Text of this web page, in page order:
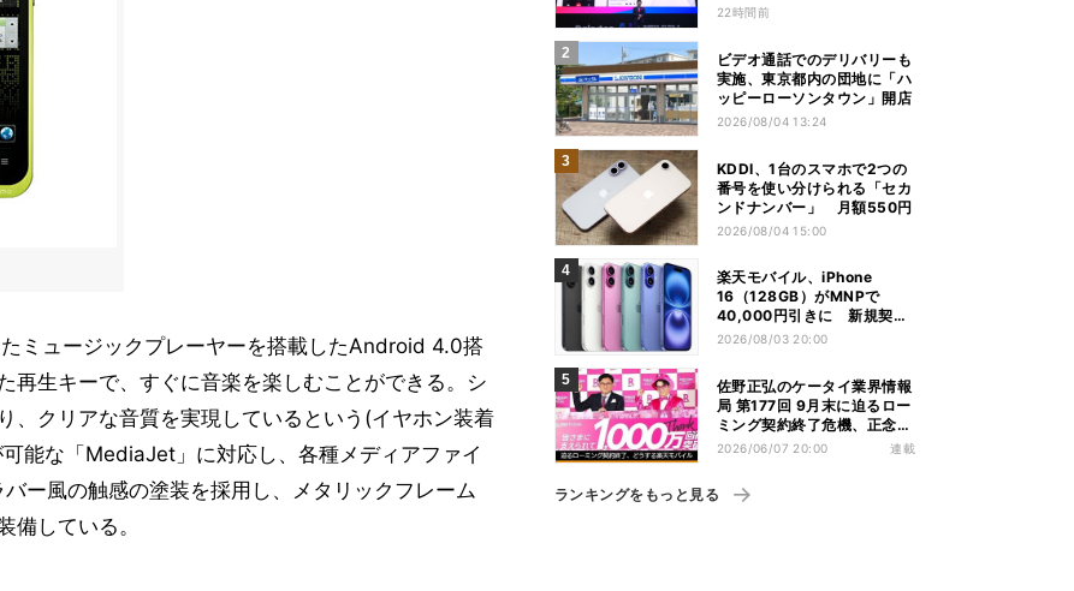
ミュージックプレーヤーを搭載したAndroid 4.0搭
再生キーで、すぐに音楽を楽しむことができる。シ
、クリアな音質を実現しているという(イヤホン装着
能な「MediaJet」に対応し、各種メディアファイ
ー風の触感の塗装を採用し、メタリックフレーム
備している。
22時間前
ビデオ通話でのデリバリーも
実施、東京都内の団地に「ハ
ッピーローソンタウン」開店
2026/08/04 13:24
KDDI、1台のスマホで2つの
番号を使い分けられる「セカ
ンドナンバー」 月額550円
2026/08/04 15:00
楽天モバイル、iPhone
16（128GB）がMNPで
40,000円引きに 新規契約
でも40,000ポイントを還元
2026/08/03 20:00
佐野正弘のケータイ業界情報
局 第177回 9月末に迫るロー
ミング契約終了危機、正念場
を迎える楽天モバイルはどう
2026/06/07 20:00 連載
ランキングをもっと見る